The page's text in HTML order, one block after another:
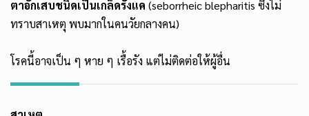
ตาอักเสบชนิดเป็นเกล็ดรังแค (seborrheic blepharitis ซึ่งไม่
ทราบสาเหตุ พบมากในคนวัยกลางคน)
โรคนี้อาจเป็น ๆ หาย ๆ เรื้อรัง แต่ไม่ติดต่อให้ผู้อื่น